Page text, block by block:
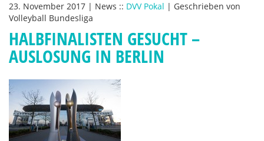
23. November 2017 | News :: DVV Pokal | Geschrieben von
Volleyball Bundesliga
HALBFINALISTEN GESUCHT –
AUSLOSUNG IN BERLIN